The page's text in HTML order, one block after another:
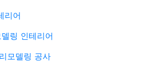
리어
링 인테리어
모델링 공사